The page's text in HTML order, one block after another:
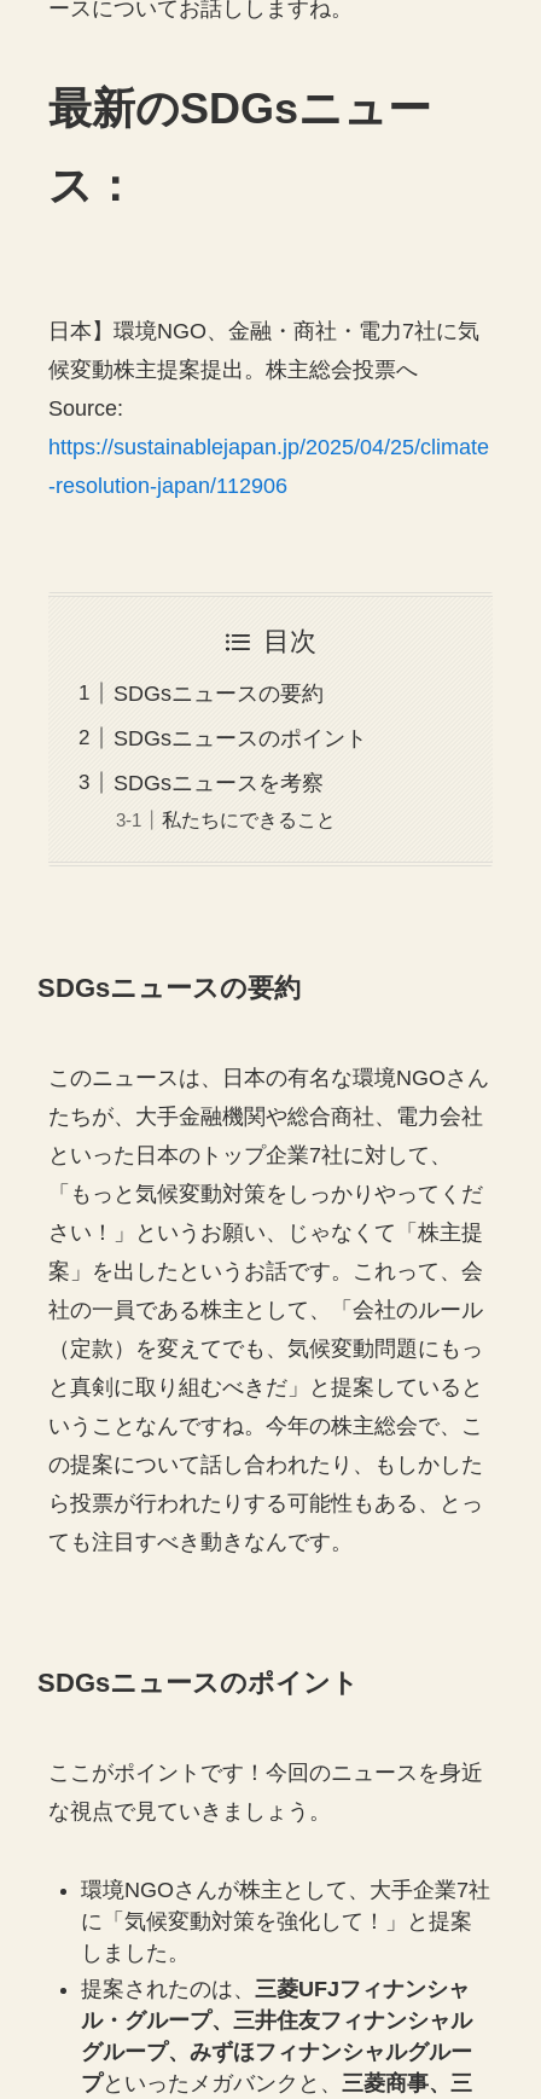
ースについてお話ししますね。
最新のSDGsニュー
ス：
日本】環境NGO、金融・商社・電力7社に気
候変動株主提案提出。株主総会投票へ
Source:
https://sustainablejapan.jp/2025/04/25/climate
-resolution-japan/112906
目次
SDGsニュースの要約
SDGsニュースのポイント
SDGsニュースを考察
私たちにできること
SDGsニュースの要約
このニュースは、日本の有名な環境NGOさん
たちが、大手金融機関や総合商社、電力会社
といった日本のトップ企業7社に対して、
「もっと気候変動対策をしっかりやってくだ
さい！」というお願い、じゃなくて「株主提
案」を出したというお話です。これって、会
社の一員である株主として、「会社のルール
（定款）を変えてでも、気候変動問題にもっ
と真剣に取り組むべきだ」と提案していると
いうことなんですね。今年の株主総会で、こ
の提案について話し合われたり、もしかした
ら投票が行われたりする可能性もある、とっ
ても注目すべき動きなんです。
SDGsニュースのポイント
ここがポイントです！今回のニュースを身近
な視点で見ていきましょう。
環境NGOさんが株主として、大手企業7社
に「気候変動対策を強化して！」と提案
しました。
提案されたのは、三菱UFJフィナンシャ
ル・グループ、三井住友フィナンシャル
グループ、みずほフィナンシャルグルー
プといったメガバンクと、三菱商事、三